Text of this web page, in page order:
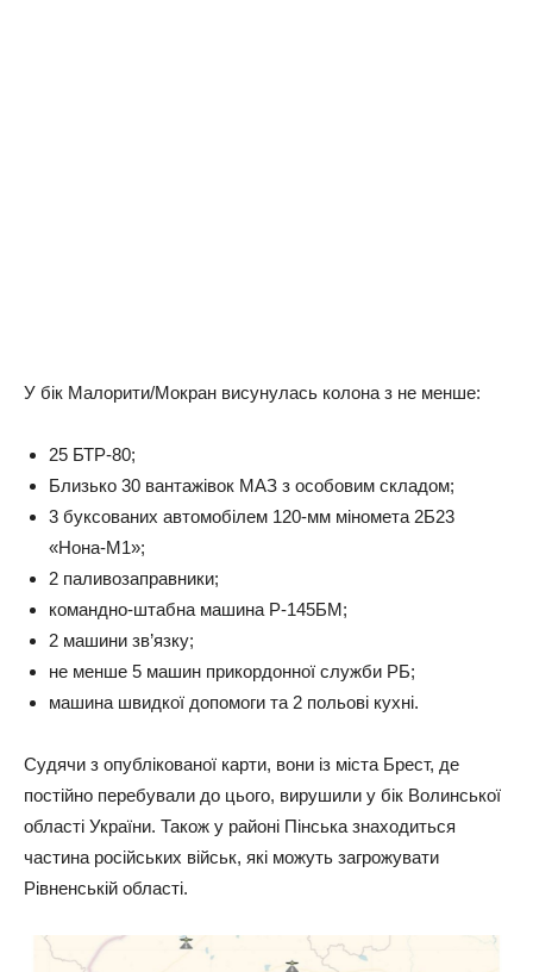
У бік Малорити/Мокран висунулась колона з не менше:
25 БТР-80;
Близько 30 вантажівок МАЗ з особовим складом;
3 буксованих автомобілем 120-мм міномета 2Б23
«Нона-М1»;
2 паливозаправники;
командно-штабна машина Р-145БМ;
2 машини зв’язку;
не менше 5 машин прикордонної служби РБ;
машина швидкої допомоги та 2 польові кухні.
Судячи з опублікованої карти, вони із міста Брест, де
постійно перебували до цього, вирушили у бік Волинської
області України. Також у районі Пінська знаходиться
частина російських військ, які можуть загрожувати
Рівненській області.